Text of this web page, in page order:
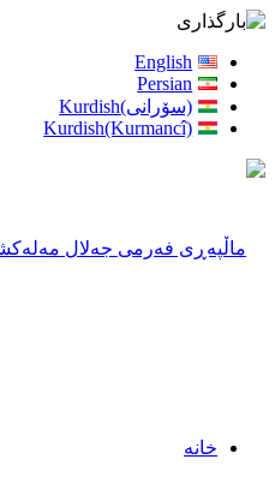
English
Persian
(سۆرانی)Kurdish
Kurdish(Kurmancî)
خانه